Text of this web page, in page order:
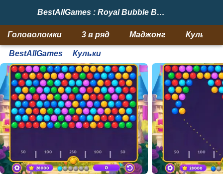
BestAllGames : Royal Bubble Blast
Головоломки 3 в ряд Маджонг Кульки
BestAllGames Кульки